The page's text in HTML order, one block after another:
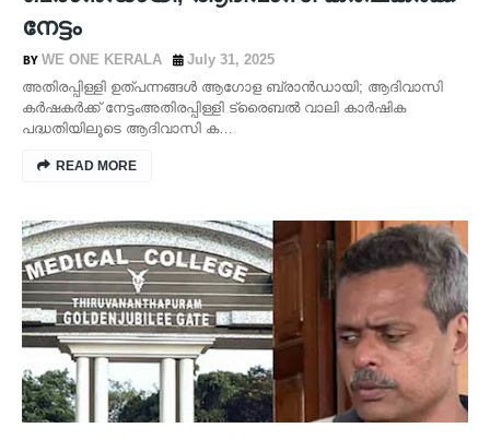
നേട്ടം
WE ONE KERALA
July 31, 2025
അതിരപ്പിള്ളി ഉത്പന്നങ്ങൾ ആഗോള ബ്രാൻഡായി; ആദിവാസി
കർഷകർക്ക് നേട്ടംഅതിരപ്പിള്ളി ട്രൈബൽ വാലി കാർഷിക
പദ്ധതിയിലൂടെ ആദിവാസി ക…
READ MORE